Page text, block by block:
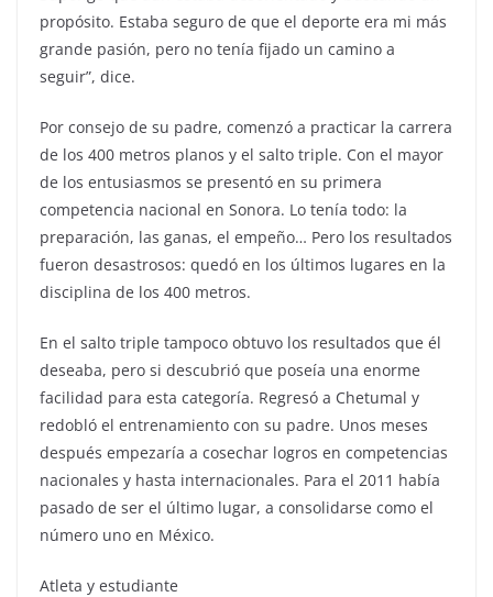
propósito. Estaba seguro de que el deporte era mi más
grande pasión, pero no tenía fijado un camino a
seguir”, dice.
Por consejo de su padre, comenzó a practicar la carrera
de los 400 metros planos y el salto triple. Con el mayor
de los entusiasmos se presentó en su primera
competencia nacional en Sonora. Lo tenía todo: la
preparación, las ganas, el empeño… Pero los resultados
fueron desastrosos: quedó en los últimos lugares en la
disciplina de los 400 metros.
En el salto triple tampoco obtuvo los resultados que él
deseaba, pero si descubrió que poseía una enorme
facilidad para esta categoría. Regresó a Chetumal y
redobló el entrenamiento con su padre. Unos meses
después empezaría a cosechar logros en competencias
nacionales y hasta internacionales. Para el 2011 había
pasado de ser el último lugar, a consolidarse como el
número uno en México.
Atleta y estudiante